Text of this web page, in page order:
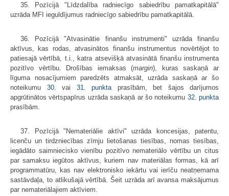
35. Pozīcijā "Līdzdalība radniecīgo sabiedrību pamatkapitālā"
uzrāda MFI ieguldījumus radniecīgo sabiedrību pamatkapitālā.
36. Pozīcijā "Atvasinātie finanšu instrumenti" uzrāda finanšu
aktīvus, kas rodas, atvasinātos finanšu instrumentus novērtējot to
patiesajā vērtībā, t.i., katra atsevišķā atvasinātā finanšu instrumenta
pozitīvo vērtību. Drošības iemaksas (margin), kuras saskaņā ar
līguma nosacījumiem paredzēts atmaksāt, uzrāda saskaņā ar šo
noteikumu 30. vai 31. punkta prasībām, bet šajos darījumos
apgrūtinātos vērtspapīrus uzrāda saskaņā ar šo noteikumu 32. punkta
prasībām.
37. Pozīcijā "Nemateriālie aktīvi" uzrāda koncesijas, patentu,
licenču un tirdzniecības zīmju lietošanas tiesības, nomas tiesības,
iegādāto saimniecisko vienību pozitīvo nemateriālo vērtību un citus
par samaksu iegūtos aktīvus, kuriem nav materiālas formas, kā arī
programmatūru, kas nav elektronisko iekārtu vai ierīču neatņemama
sastāvdaļa, to atlikušajā vērtībā. Šeit uzrāda arī avansa maksājumus
par nemateriālajiem aktīviem.